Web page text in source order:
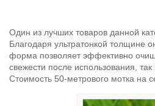
Один из лучших товаров данной
Благодаря ультратонкой толщине
форма позволяет эффективно
свежести после использования,
Стоимость 50-метрового мотка на